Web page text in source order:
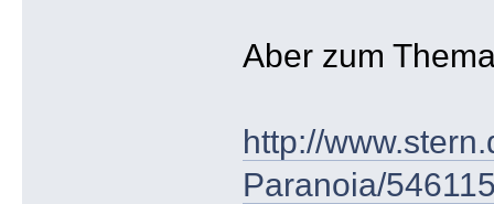
Aber zum
http://
Paranoia/